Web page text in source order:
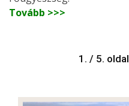
Tovább >>>
1. / 5. oldal